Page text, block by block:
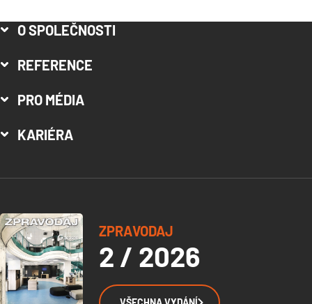
O SPOLEČNOSTI
REFERENCE
PRO MÉDIA
KARIÉRA
ZPRAVODAJ
2 / 2026